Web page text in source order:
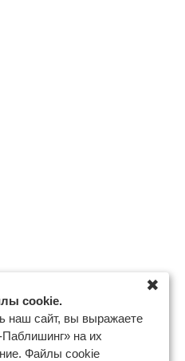
cookie.
наш сайт, вы выражаете
на их
Файлы cookie
✖